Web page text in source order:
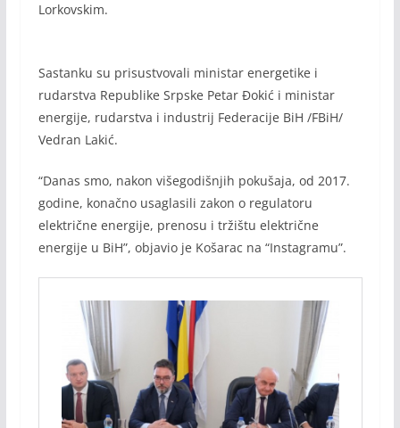
Lorkovskim.
Sastanku su prisustvovali ministar energetike i
rudarstva Republike Srpske Petar Đokić i ministar
energije, rudarstva i industrij Federacije BiH /FBiH/
Vedran Lakić.
“Danas smo, nakon višegodišnjih pokušaja, od 2017.
godine, konačno usaglasili zakon o regulatoru
električne energije, prenosu i tržištu električne
energije u BiH”, objavio je Košarac na “Instagramu”.